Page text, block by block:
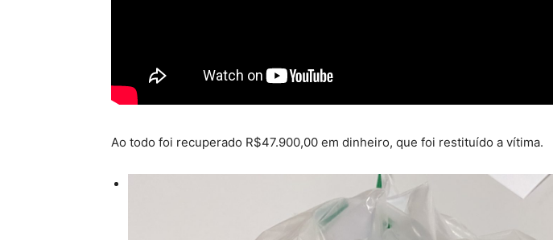
Ao todo foi recuperado R$47.900,00 em dinheiro, que foi restituído a vítima.